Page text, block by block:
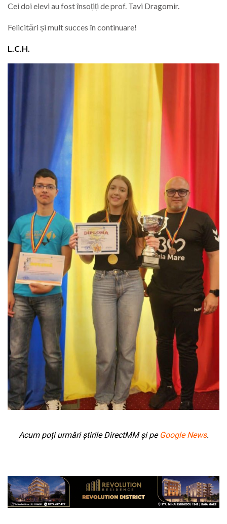
Cei doi elevi au fost însoțiți de prof. Tavi Dragomir.
Felicitări și mult succes în continuare!
L.C.H.
Acum poți urmări știrile DirectMM și pe Google News.